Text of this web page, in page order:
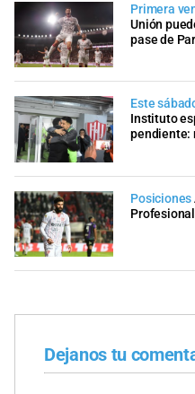
Primera
Unión
pase de
Este
Instituto
pendiente:
Posiciones
Dejanos tu